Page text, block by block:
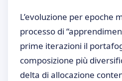
L’evoluzione per epoche
processo di
prime iterazioni il
composizione più
delta di allocazione